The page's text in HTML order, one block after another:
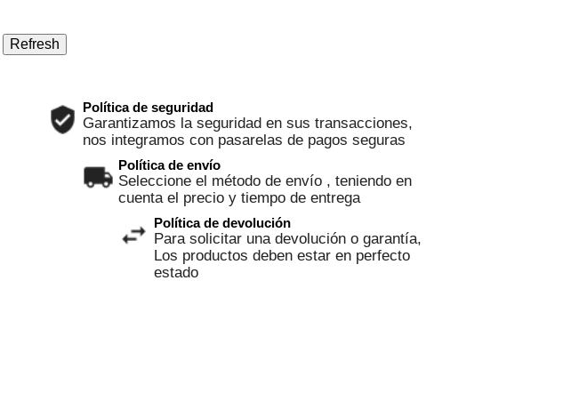
Política de seguridad
Garantizamos la seguridad en sus transacciones,
nos integramos con pasarelas de pagos seguras
Política de envío
Seleccione el método de envío , teniendo en
cuenta el precio y tiempo de entrega
Política de devolución
Para solicitar una devolución o garantía,
Los productos deben estar en perfecto
estado